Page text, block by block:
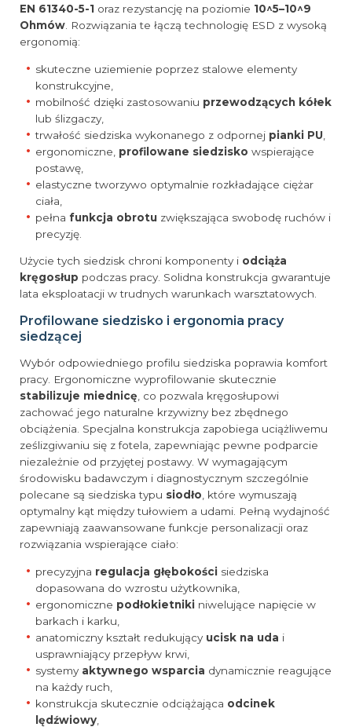
EN 61340-5-1 oraz rezystancję na poziomie 10^5–10^9
Ohmów. Rozwiązania te łączą technologię ESD z wysoką
ergonomią:
skuteczne uziemienie poprzez stalowe elementy
konstrukcyjne,
mobilność dzięki zastosowaniu przewodzących kółek
lub ślizgaczy,
trwałość siedziska wykonanego z odpornej pianki PU
ergonomiczne, profilowane siedzisko wspierające
postawę,
elastyczne tworzywo optymalnie rozkładające ciężar
ciała,
pełnafunkcja obrotu zwiększająca swobodę ruchów i
precyzję.
Użycie tych siedzisk chroni komponenty i odciąża
kręgosłup podczas pracy. Solidna konstrukcja gwarantuje
lata eksploatacji w trudnych warunkach warsztatowych.
Profilowane siedzisko i ergonomia pracy
siedzącej
Wybór odpowiedniego profilu siedziska poprawia komfort
pracy. Ergonomiczne wyprofilowanie skutecznie
stabilizuje miednicę, co pozwala kręgosłupowi
zachować jego naturalne krzywizny bez zbędnego
obciążenia. Specjalna konstrukcja zapobiega uciążliwemu
ześlizgiwaniu się z fotela, zapewniając pewne podparcie
niezależnie od przyjętej postawy. W wymagającym
środowisku badawczym i diagnostycznym szczególnie
polecane są siedziska typu siodło, które wymuszają
optymalny kąt między tułowiem a udami. Pełną wydajność
zapewniają zaawansowane funkcje personalizacji oraz
rozwiązania wspierające ciało:
precyzyjna regulacja głębokości siedziska
dopasowana do wzrostu użytkownika,
ergonomiczne podłokietniki niwelujące napięcie w
barkach i karku,
anatomiczny kształt redukujący ucisk na uda i
usprawniający przepływ krwi,
systemy aktywnego wsparcia dynamicznie reagujące
na każdy ruch,
konstrukcja skutecznie odciążająca odcinek
lędźwiowy